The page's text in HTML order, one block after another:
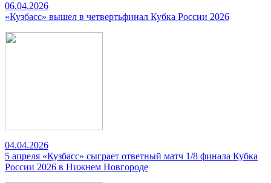
06.04.2026
«Кузбасс» вышел в четвертьфинал Кубка России 2026
04.04.2026
5 апреля «Кузбасс» сыграет ответный матч 1/8 финала Кубка
России 2026 в Нижнем Новгороде